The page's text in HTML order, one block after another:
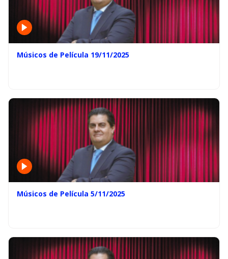
Músicos de Película 19/11/2025
Músicos de Película 5/11/2025